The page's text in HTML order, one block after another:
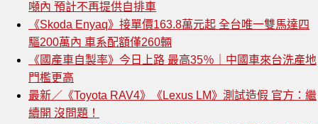
噸內 預計不再提供自排車
《Skoda Enyaq》接單價163.8萬元起 全台唯一雙馬達四
驅200萬內 車系配額僅260輛
《國產車自製率》今日上路 最高35％｜中國車來台洗產地
門檻更高
最新／《Toyota RAV4》《Lexus LM》測試造假 官方：繼
續開 沒問題！